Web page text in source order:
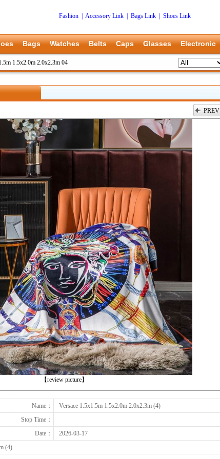
Fashion Accessory Link Bags Link
Shoes Link
Bags Watches Belts Caps Glasses Electronic
1.5x2.0m 2.0x2.3m 04
PREV
【review picture】
上一张
下一张
Name：
Versace 1.5x1.5m 1.5x2.0m 2.0x2.3m (4)
Stop Time：
Date：
2026-03-17
(4)